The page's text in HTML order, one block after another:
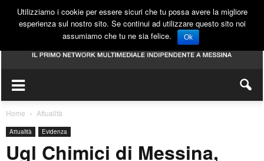
Home Attualità
Attualità Evidenza
Ugl Chimici di Messina,
Utilizziamo i cookie per essere sicuri che tu possa avere la migliore
esperienza sul nostro sito. Se continui ad utilizzare questo sito noi
assumiamo che tu ne sia felice.
Ok